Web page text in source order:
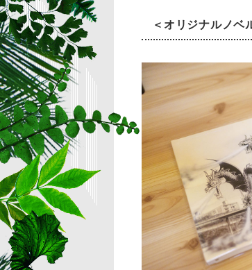
＜オリジナルノベ